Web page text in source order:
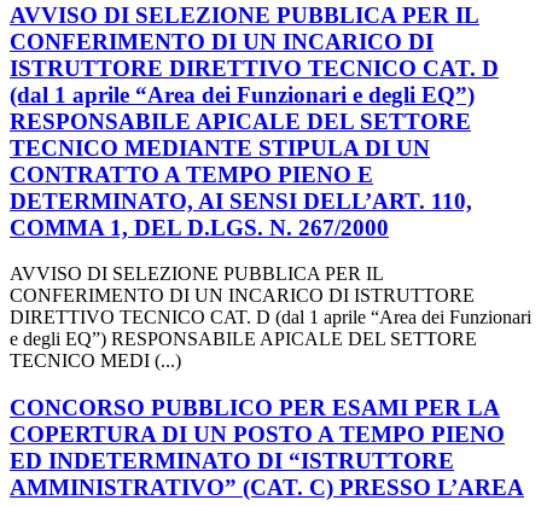
AVVISO DI SELEZIONE PUBBLICA PER IL
CONFERIMENTO DI UN INCARICO DI
ISTRUTTORE DIRETTIVO TECNICO CAT. D
(dal 1 aprile “Area dei Funzionari e degli EQ”)
RESPONSABILE APICALE DEL SETTORE
TECNICO MEDIANTE STIPULA DI UN
CONTRATTO A TEMPO PIENO E
DETERMINATO, AI SENSI DELL’ART. 110,
COMMA 1, DEL D.LGS. N. 267/2000
AVVISO DI SELEZIONE PUBBLICA PER IL
CONFERIMENTO DI UN INCARICO DI ISTRUTTORE
DIRETTIVO TECNICO CAT. D (dal 1 aprile “Area dei Funzionari
e degli EQ”) RESPONSABILE APICALE DEL SETTORE
TECNICO MEDI (...)
CONCORSO PUBBLICO PER ESAMI PER LA
COPERTURA DI UN POSTO A TEMPO PIENO
ED INDETERMINATO DI “ISTRUTTORE
AMMINISTRATIVO” (CAT. C) PRESSO L’AREA